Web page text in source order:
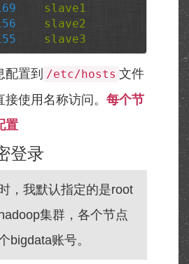
slave1
slave2
slave3
配置到 /etc/hosts 文件
使用名称访问。 每个节
置
登录
，我默认指定的是root
集群，各个节点
bigdata账号。